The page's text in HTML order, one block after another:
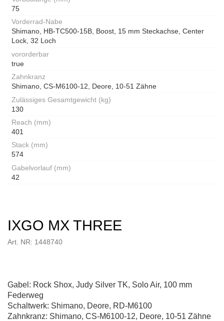
75
Vorderrad-Nabe
Shimano, HB-TC500-15B, Boost, 15 mm Steckachse, Center
Lock, 32 Loch
vororderbar
true
Zahnkranz
Shimano, CS-M6100-12, Deore, 10-51 Zähne
Zulässiges Gesamtgewicht (kg)
130
Reach (mm)
401
Stack (mm)
574
Gabelvorlauf (mm)
42
IXGO MX THREE
Art. NR: 1448740
Gabel: Rock Shox, Judy Silver TK, Solo Air, 100 mm
Federweg
Schaltwerk: Shimano, Deore, RD-M6100
Zahnkranz: Shimano, CS-M6100-12, Deore, 10-51 Zähne